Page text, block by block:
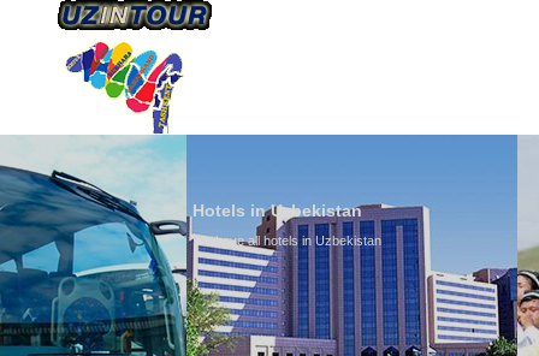
Hotels in Uzbekistan
We have all hotels in Uzbekistan